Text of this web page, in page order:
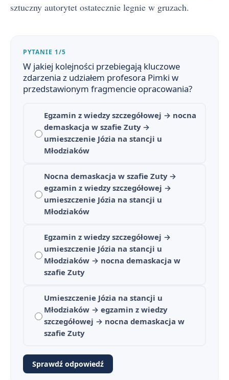
sztuczny autorytet ostatecznie legnie w gruzach.
PYTANIE 1/5
W jakiej kolejności przebiegają kluczowe
zdarzenia z udziałem profesora Pimki w
przedstawionym fragmencie opracowania?
Egzamin z wiedzy szczegółowej → nocna
demaskacja w szafie Zuty →
umieszczenie Józia na stancji u
Młodziaków
Nocna demaskacja w szafie Zuty →
egzamin z wiedzy szczegółowej →
umieszczenie Józia na stancji u
Młodziaków
Egzamin z wiedzy szczegółowej →
umieszczenie Józia na stancji u
Młodziaków → nocna demaskacja w
szafie Zuty
Umieszczenie Józia na stancji u
Młodziaków → egzamin z wiedzy
szczegółowej → nocna demaskacja w
szafie Zuty
Sprawdź odpowiedź
Ferdydurke - streszczenie krótkie i szczegółowe
Ferdydurke - bohaterowie
Plan wydarzeń - Ferdydurke